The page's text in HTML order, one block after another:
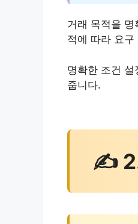
거래 목적을
적에 따라 요
명확한 조건
줍니다.
✍ 2.